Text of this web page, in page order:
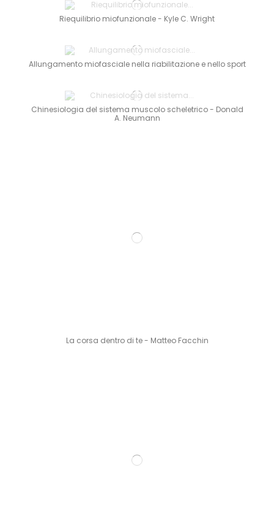
Riequilibrio miofunzionale - Kyle C. Wright
Allungamento miofasciale nella riabilitazione e nello sport
Chinesiologia del sistema muscolo scheletrico - Donald
A. Neumann
La corsa dentro di te - Matteo Facchin